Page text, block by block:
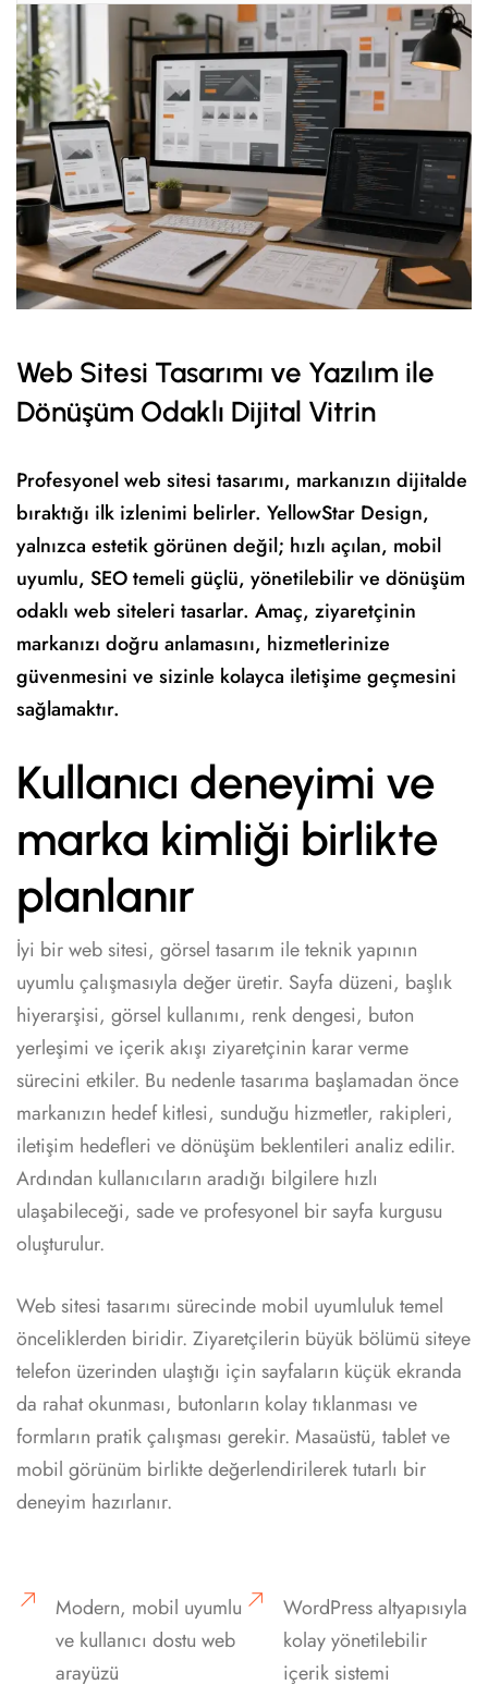
Web Sitesi Tasarımı ve Yazılım ile
Dönüşüm Odaklı Dijital Vitrin
Profesyonel web sitesi tasarımı, markanızın dijitalde
bıraktığı ilk izlenimi belirler. YellowStar Design,
yalnızca estetik görünen değil; hızlı açılan, mobil
uyumlu, SEO temeli güçlü, yönetilebilir ve dönüşüm
odaklı web siteleri tasarlar. Amaç, ziyaretçinin
markanızı doğru anlamasını, hizmetlerinize
güvenmesini ve sizinle kolayca iletişime geçmesini
sağlamaktır.
Kullanıcı deneyimi ve
marka kimliği birlikte
planlanır
İyi bir web sitesi, görsel tasarım ile teknik yapının
uyumlu çalışmasıyla değer üretir. Sayfa düzeni, başlık
hiyerarşisi, görsel kullanımı, renk dengesi, buton
yerleşimi ve içerik akışı ziyaretçinin karar verme
sürecini etkiler. Bu nedenle tasarıma başlamadan önce
markanızın hedef kitlesi, sunduğu hizmetler, rakipleri,
iletişim hedefleri ve dönüşüm beklentileri analiz edilir.
Ardından kullanıcıların aradığı bilgilere hızlı
ulaşabileceği, sade ve profesyonel bir sayfa kurgusu
oluşturulur.
Web sitesi tasarımı sürecinde mobil uyumluluk temel
önceliklerden biridir. Ziyaretçilerin büyük bölümü siteye
telefon üzerinden ulaştığı için sayfaların küçük ekranda
da rahat okunması, butonların kolay tıklanması ve
formların pratik çalışması gerekir. Masaüstü, tablet ve
mobil görünüm birlikte değerlendirilerek tutarlı bir
deneyim hazırlanır.
Modern, mobil uyumlu
ve kullanıcı dostu web
arayüzü
WordPress altyapısıyla
kolay yönetilebilir
içerik sistemi